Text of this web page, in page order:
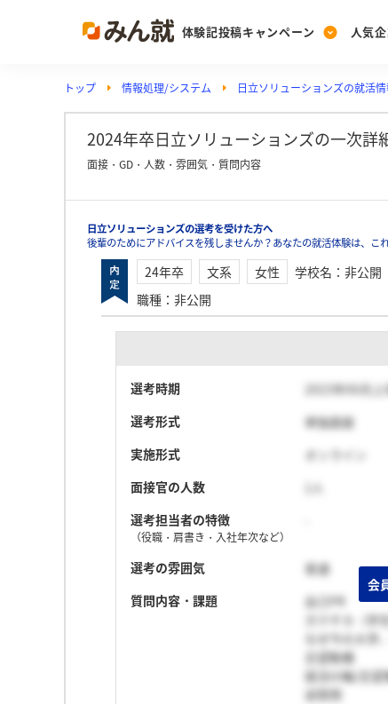
体験記投稿キャンペーン
Post
投稿する
人気
Ranking
ランキングを見る
Vote
投票する
PickUp
注目の企業特集
動画で知ろう！業界
トップ 情報処理/システム 日立ソリューションズの就活
2024年卒日立ソリューションズの一次詳
面接・GD・人数・雰囲気・質問内容
日立ソリューションズの選考を受けた方へ
後輩のためにアドバイスを残しませんか？あなたの就活体験は、こ
24年卒 文系 女性 学校名 ： 非公開
職種 ： 非公開
選考時期
2023年06月上
選考形式
単独面接
実施形式
オンライン
面接官の人数
選考担当者の特徴
（役職・肩書き・入社年次など）
選考の雰囲気
普通
質問内容・課題
自己PR
ガクチカ（学
なぜ今の大学
志望動機
就活の軸/志
逆質問